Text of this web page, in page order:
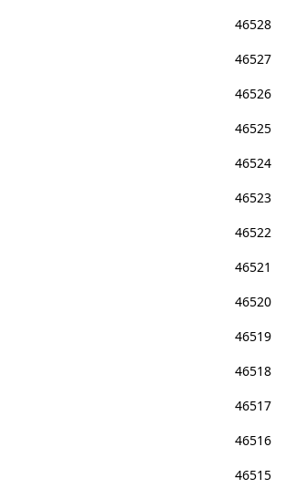
46528
46527
46526
46525
46524
46523
46522
46521
46520
46519
46518
46517
46516
46515